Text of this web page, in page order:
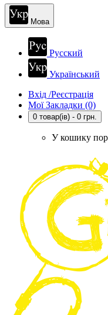
Мова
Русский
Український
Вхід /Реєстрація
Мої Закладки (0)
0 товар(ів) - 0 грн.
У кошику